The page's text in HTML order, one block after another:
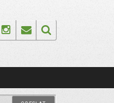
TwitterInstagram
Email